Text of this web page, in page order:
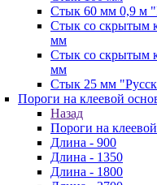
Стык 60 мм 0,9 м
Стык со скрытым
мм
Стык со скрытым
мм
Стык 25 мм
Пороги на клеевой
Назад
Пороги на
Длина - 900
Длина - 1350
Длина - 1800